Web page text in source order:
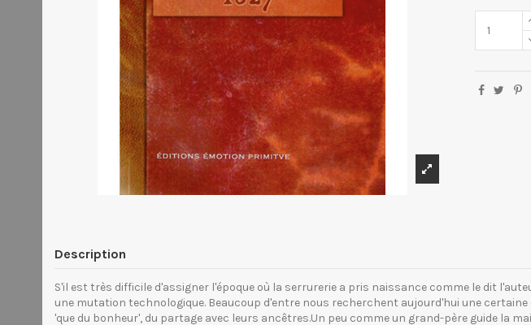
Description
S'il est très difficile d'assigner l'époque où la serrurerie a pris naissance comme le dit
une mutation technologique. Beaucoup d'entre nous recherchent aujourd'hui une
'que du bonheur', du partage avec leurs ancêtres.Un peu comme un grand-père guide la